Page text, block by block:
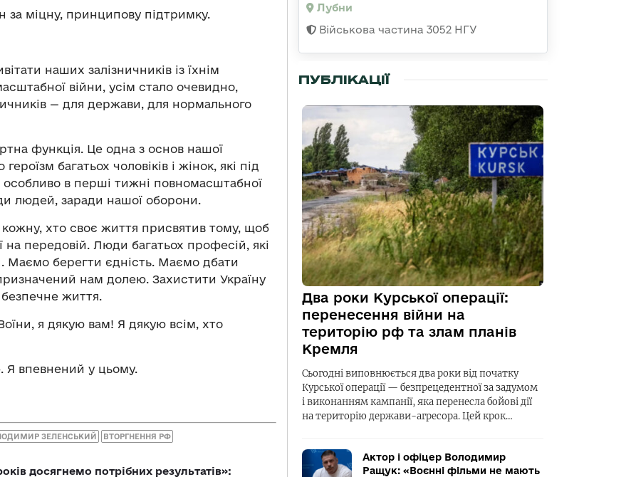
міцну, принципову підтримку.
наших залізничників із їхнім
війни, усім стало очевидно,
— для держави, для нормального
функція. Це одна з основ нашої
багатьох чоловіків і жінок, які під
в перші тижні повномасштабної
людей, заради нашої оборони.
хто своє життя присвятив тому, щоб
на передовій. Люди багатьох професій, які
берегти єдність. Маємо дбати
нам долею. Захистити Україну
життя.
я дякую вам! Я дякую всім, хто
Я впевнений у цьому.
ЗЕЛЕНСЬКИЙ ВТОРГНЕННЯ РФ
досягнемо потрібних результатів»:
Лубни
Військова частина 3052 НГУ
ПУБЛІКАЦІЇ
Два роки Курської операції:
перенесення війни на
територію рф та злам планів
Кремля
Сьогодні виповнюється два роки від початку
Курської операції — безпрецедентної за задумом
і виконанням кампанії, яка перенесла бойові дії
на територію держави-агресора. Цей крок…
Актор і офіцер Володимир
Ращук: «Воєнні фільми не мають